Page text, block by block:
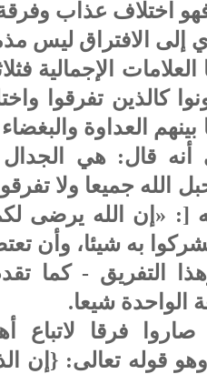
فهو اختلاف عذاب
إلى الافتراق ليس
الإجمالية
كالذين تفرقوا
بينهم العداوة
أنه قال: هي
الله جميعا ولا
«إن الله يرضى لكم
به شيئا، وأن
التفريق - كما
الواحدة شيعا.
فرقا لاتباع
وهو قوله تعالى: {إن